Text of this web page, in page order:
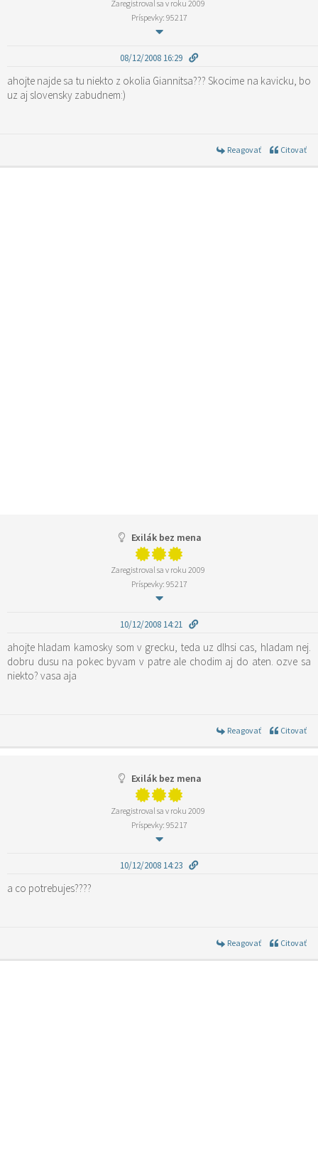
Zaregistroval sa v roku 2009
Príspevky: 95217
08/12/2008 16:29
ahojte najde sa tu niekto z okolia Giannitsa??? Skocime na kavicku, bo
uz aj slovensky zabudnem:)
Reagovať Citovať
Exilák bez mena
Zaregistroval sa v roku 2009
Príspevky: 95217
10/12/2008 14:21
ahojte hladam kamosky som v grecku, teda uz dlhsi cas, hladam nej.
dobru dusu na pokec byvam v patre ale chodim aj do aten. ozve sa
niekto? vasa aja
Reagovať Citovať
Exilák bez mena
Zaregistroval sa v roku 2009
Príspevky: 95217
10/12/2008 14:23
a co potrebujes????
Reagovať Citovať